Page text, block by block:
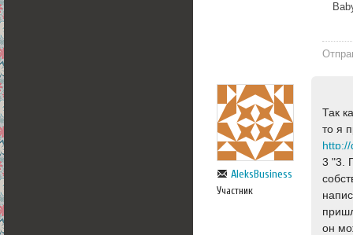
AleksBusiness
Участник
Так
то я
3 "3.
он